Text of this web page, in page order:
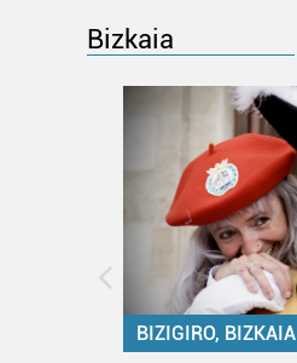
Bizkaia
BIZIGIRO, BIZKAIA